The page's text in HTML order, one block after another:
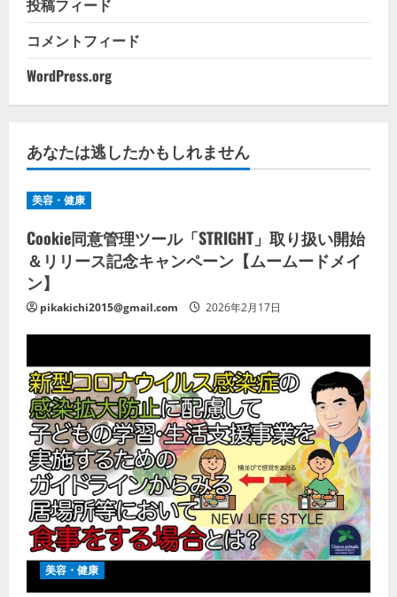
コメントフィード
WordPress.org
あなたは逃したかもしれません
美容・健康
Cookie同意管理ツール「STRIGHT」取り扱い開始
＆リリース記念キャンペーン【ムームードメイ
ン】
pikakichi2015@gmail.com 2026年2月17日
美容・健康